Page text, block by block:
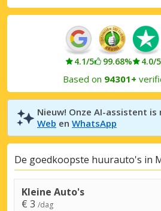
4.1/5 99.68% 4.0/5
Based on 94301+
Nieuw! Onze AI-assistent is
Web en WhatsApp
De goedkoopste huurauto's in
Kleine Auto's
€ 3 /dag